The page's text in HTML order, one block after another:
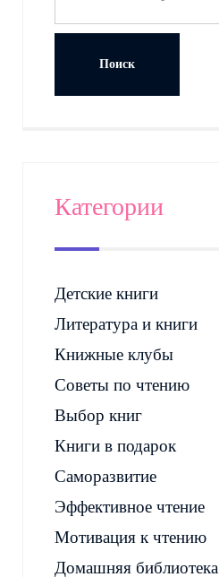
Категории
Детские книги
Литература и книги
Книжные клубы
Советы по чтению
Выбор книг
Книги в подарок
Саморазвитие
Эффективное чтение
Мотивация к чтению
Домашняя библиотека